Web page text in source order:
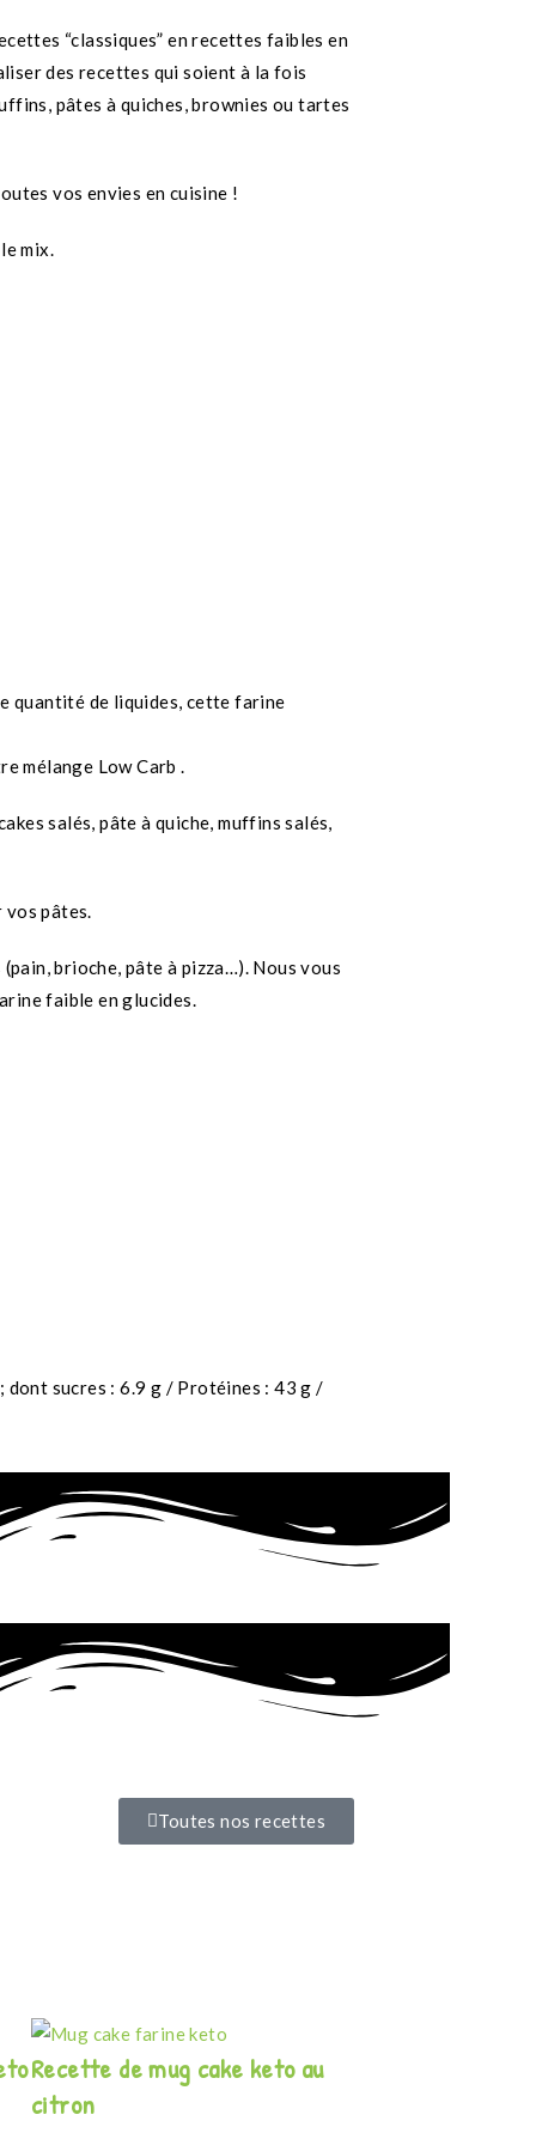
“classiques” en recettes faibles en
des recettes qui soient à la fois
pâtes à quiches, brownies ou tartes
vos envies en cuisine !
mix.
quantité de liquides, cette farine
mélange Low Carb .
salés, pâte à quiche, muffins salés,
pâtes.
brioche, pâte à pizza…). Nous vous
faible en glucides.
dont sucres : 6.9 g / Protéines : 43 g /
Toutes nos recettes
Recette de mug cake keto au
citron